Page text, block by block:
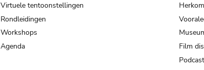
Virtuele tentoonstellingen
Rondleidingen
Workshops
Agenda
Film